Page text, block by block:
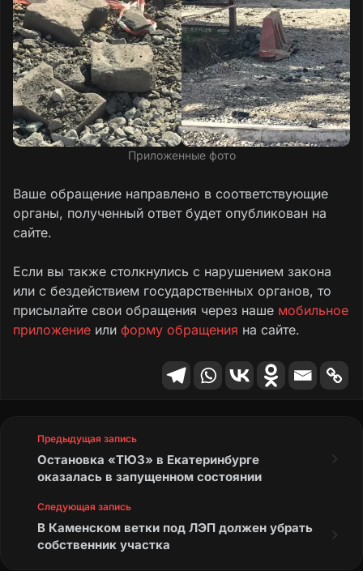
Приложенные фото
Ваше обращение направлено в соответствующие
органы, полученный ответ будет опубликован на
сайте.
Если вы также столкнулись с нарушением закона
или с бездействием государственных органов, то
присылайте свои обращения через наше мобильное
приложение или форму обращения на сайте.
Предыдущая запись
Остановка «ТЮЗ» в Екатеринбурге
оказалась в запущенном состоянии
Следующая запись
В Каменском ветки под ЛЭП должен убрать
собственник участка